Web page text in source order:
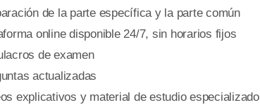
de la parte específica y la parte común
online disponible 24/7, sin horarios fijos
de examen
actualizadas
explicativos y material de estudio especializado